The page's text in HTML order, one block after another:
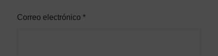
Correo electrónico *